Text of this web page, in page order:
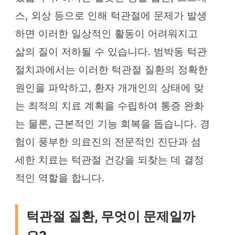
스, 외상 등으로 인해 턱관절에 문제가 발생
하면 이러한 일상적인 활동이 어려워지고
삶의 질이 저하될 수 있습니다. 범박동 턱관
절치과에서는 이러한 턱관절 질환의 정확한
원인을 파악하고, 환자 개개인의 상태에 맞
는 최적의 치료 계획을 수립하여 통증 완화
는 물론, 근본적인 기능 회복을 돕습니다. 경
험이 풍부한 의료진의 전문적인 진단과 섬
세한 치료는 턱관절 건강을 되찾는 데 결정
적인 역할을 합니다.
턱관절 질환, 무엇이 문제일까